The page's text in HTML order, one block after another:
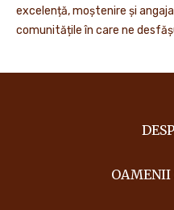
excelență, moștenire și
comunitățile în care ne
OAMENII